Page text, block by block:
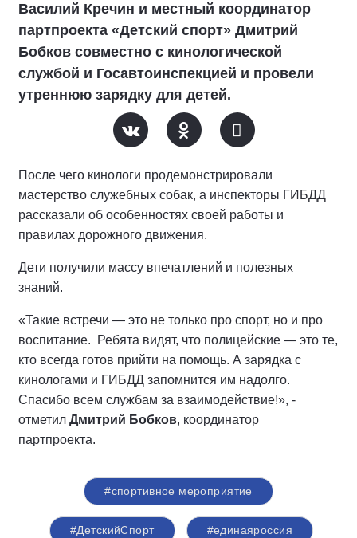
Василий Кречин и местный координатор
партпроекта «Детский спорт» Дмитрий
Бобков совместно с кинологической
службой и Госавтоинспекцией и провели
утреннюю зарядку для детей.
После чего кинологи продемонстрировали
мастерство служебных собак, а инспекторы ГИБДД
рассказали об особенностях своей работы и
правилах дорожного движения.
Дети получили массу впечатлений и полезных
знаний.
«Такие встречи — это не только про спорт, но и про
воспитание. Ребята видят, что полицейские — это те,
кто всегда готов прийти на помощь. А зарядка с
кинологами и ГИБДД запомнится им надолго.
Спасибо всем службам за взаимодействие!», -
отметил Дмитрий Бобков, координатор
партпроекта.
#спортивное мероприятие
#ДетскийСпорт #единаяроссия